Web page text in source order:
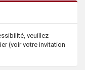
veuillez
(voir votre invitation